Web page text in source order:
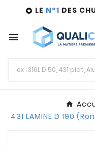
 LE N°1 DES

431 LAMINE D 190